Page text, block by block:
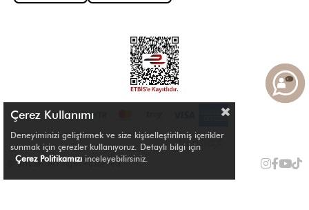
© Shule. All right reserved.
Çerez Kullanımı
Deneyiminizi geliştirmek ve size kişiselleştirilmiş içerikler
sunmak için çerezler kullanıyoruz. Detaylı bilgi için
Çerez Politikamızı inceleyebilirsiniz.